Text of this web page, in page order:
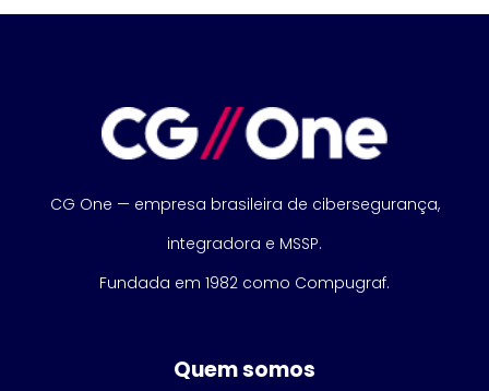
CG One — empresa brasileira de cibersegurança,
integradora e MSSP.
Fundada em 1982 como Compugraf.
Quem somos